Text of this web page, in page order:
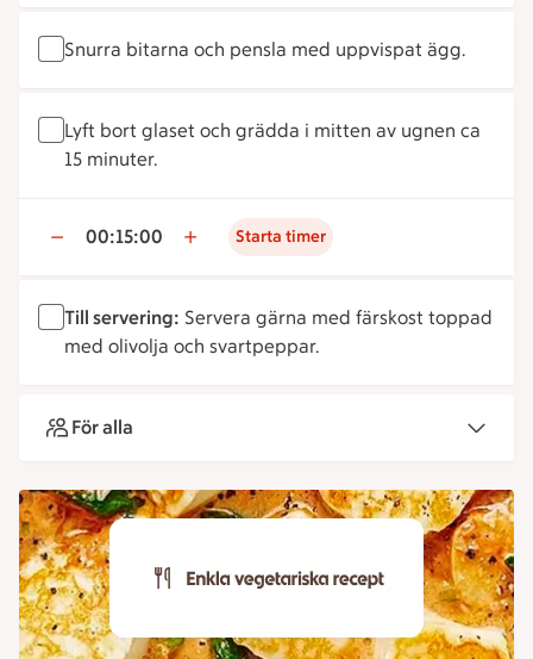
Snurra bitarna och pensla med uppvispat ägg.
Lyft bort glaset och grädda i mitten av ugnen ca
15 minuter.
00:15:00 Starta timer
Till servering: Servera gärna med färskost toppad
med olivolja och svartpeppar.
För alla